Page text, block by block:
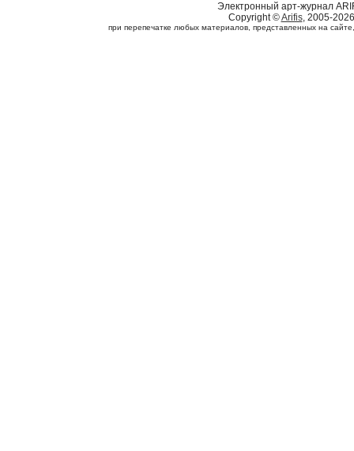
Электронный арт-журнал
Copyright ©Arifis, 2005-2026
при перепечатке любых материалов, представленных на